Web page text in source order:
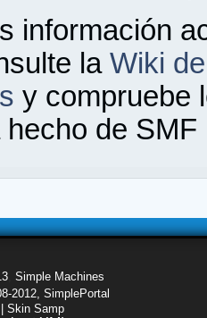
información
la Wiki
y compruebe
hecho de
Simple Machines
2012, SimplePortal
Skin Samp